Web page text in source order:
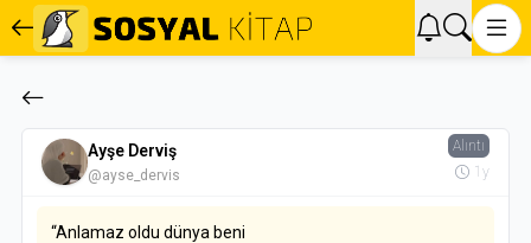
Ayşe Derviş
@ayse_dervis
Alıntı
1y
“Anlamaz oldu dünya beni